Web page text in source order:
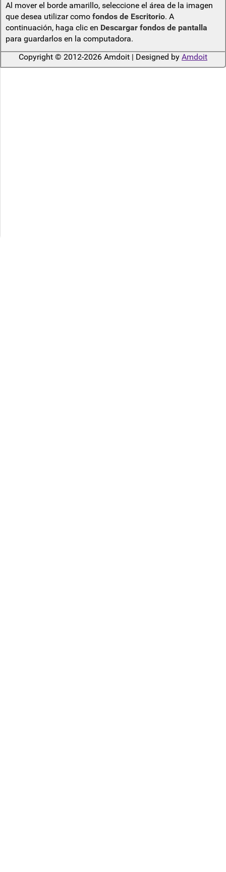
Al mover el borde amarillo, seleccione el área de la imagen
que desea utilizar como fondos de Escritorio. A
continuación, haga clic en Descargar fondos de pantalla
para guardarlos en la computadora.
Copyright © 2012-2026 Amdoit | Designed by Amdoit